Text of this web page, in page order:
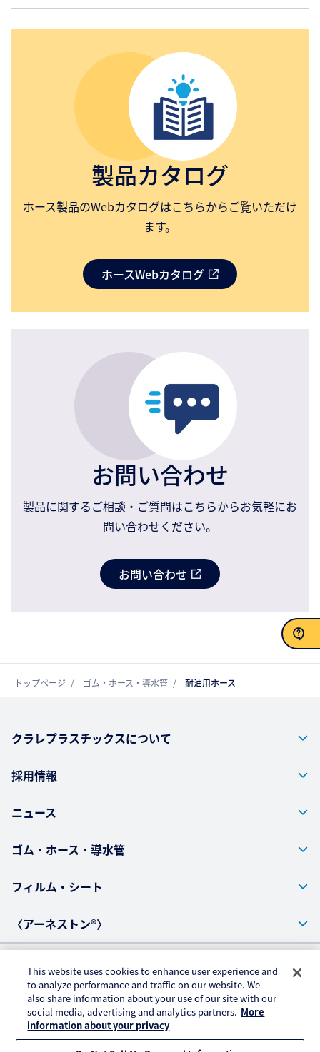
お問い合わせ
製品カタログ
ホース製品のWebカタログはこちらからご覧いただけ
ます。
ホースWebカタログ
お問い合わせ
製品に関するご相談・ご質問はこちらからお気軽にお
問い合わせください。
お問い合わせ
トップページ ゴム・ホース・導水管 耐油用ホース
クラレプラスチックスについて
採用情報
ニュース
ゴム・ホース・導水管
フィルム・シート
〈アーネストン®〉
プライバシーポリシー
アクセスデータの取扱いについて
ご利用にあたって
This website uses cookies to enhance user experience and
to analyze performance and traffic on our website. We
also share information about your use of our site with our
social media, advertising and analytics partners. More
information about your privacy